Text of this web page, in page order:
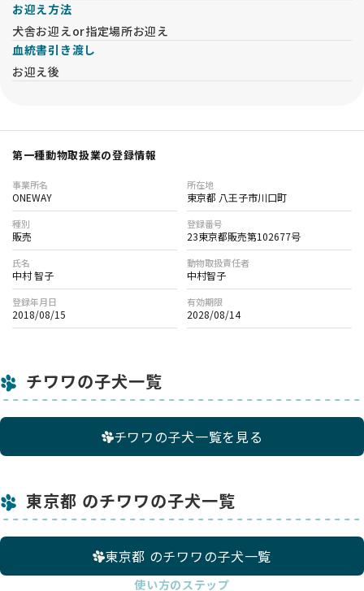
お迎え方法
犬舎お迎えor指定場所お迎え
血統書引き渡し
お迎え後
第一種動物取扱業の登録情報
事業所名
ONEWAY
所在地
東京都 八王子市川口町
種別
販売
登録番号
23東京都販売第102677号
氏名
中村 智子
動物取扱責任者
中村智子
登録年月日
2018/08/15
有効期限
2028/08/14
チワワの子犬一覧
チワワの子犬一覧を見る
東京都 のチワワの子犬一覧
東京都 のチワワの子犬一覧
使い方のステップ